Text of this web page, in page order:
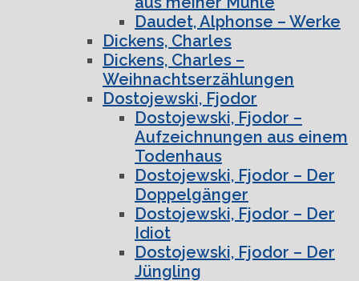
Daudet, Alphonse – Werke
Dickens, Charles
Dickens, Charles –
Weihnachtserzählungen
Dostojewski, Fjodor
Dostojewski, Fjodor –
Aufzeichnungen aus einem
Todenhaus
Dostojewski, Fjodor – Der
Doppelgänger
Dostojewski, Fjodor – Der
Idiot
Dostojewski, Fjodor – Der
Jüngling